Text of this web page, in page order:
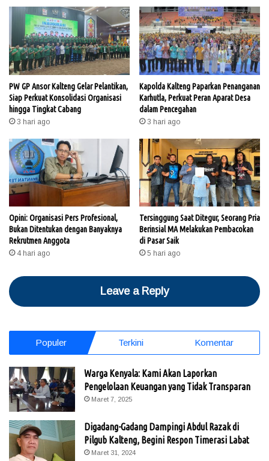
PW GP Ansor Kalteng Gelar Pelantikan,
Siap Perkuat Konsolidasi Organisasi
hingga Tingkat Cabang
3 hari ago
Kapolda Kalteng Paparkan Penanganan
Karhutla, Perkuat Peran Aparat Desa
dalam Pencegahan
3 hari ago
Opini: Organisasi Pers Profesional,
Bukan Ditentukan dengan Banyaknya
Rekrutmen Anggota
4 hari ago
Tersinggung Saat Ditegur, Seorang Pria
Berinsial MA Melakukan Pembacokan
di Pasar Saik
5 hari ago
Leave a Reply
Populer Terkini Komentar
Warga Kenyala: Kami Akan Laporkan
Pengelolaan Keuangan yang Tidak Transparan
Maret 7, 2025
Digadang-Gadang Dampingi Abdul Razak di
Pilgub Kalteng, Begini Respon Timerasi Labat
Maret 31, 2024